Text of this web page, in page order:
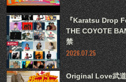
『Karatsu Drop
THE COYOTE
禁
2026.07.25
Original Love武